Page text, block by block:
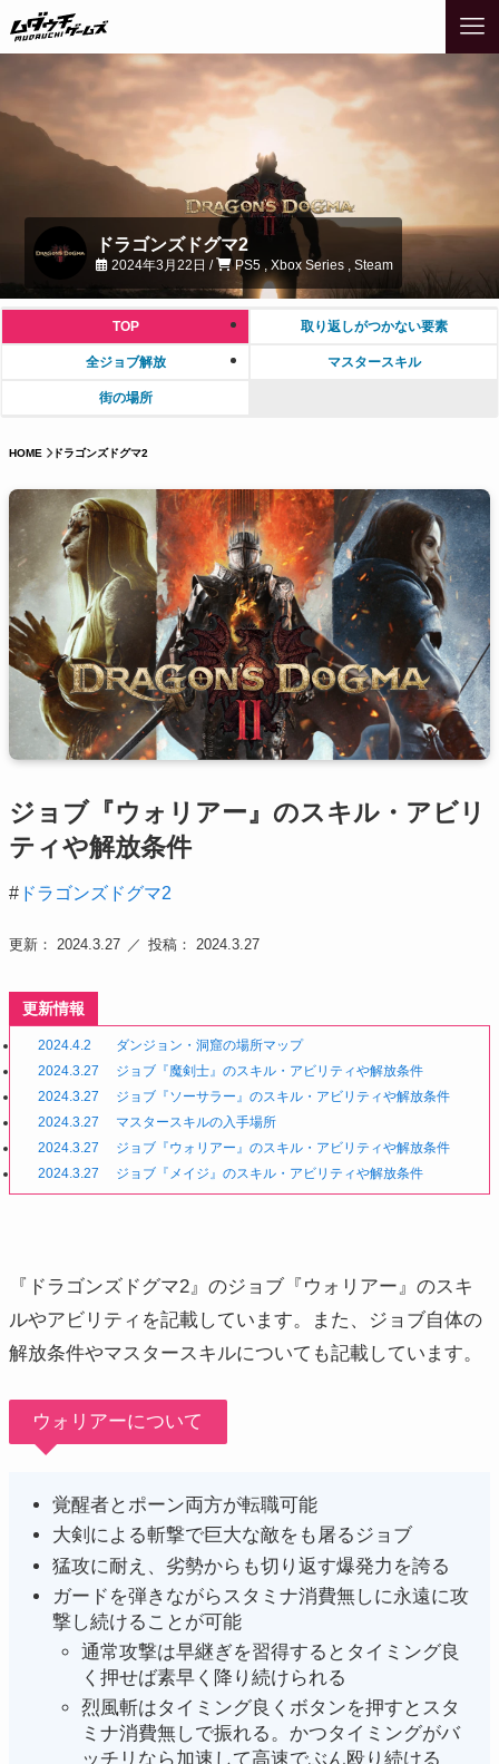
ドラゴンズドグマ2
2024年3月22日 / PS5 , Xbox Series , Steam
TOP 取り返しがつかない要素
全ジョブ解放 マスタースキル
街の場所
HOME ドラゴンズドグマ2
ジョブ『ウォリアー』のスキル・アビリ
ティや解放条件
# ドラゴンズドグマ2
更新： 2024.3.27 投稿： 2024.3.27
更新情報
2024.4.2
ダンジョン・洞窟の場所マップ
2024.3.27
ジョブ『魔剣士』のスキル・アビリティや解放条件
2024.3.27
ジョブ『ソーサラー』のスキル・アビリティや解放条件
2024.3.27
マスタースキルの入手場所
2024.3.27
ジョブ『ウォリアー』のスキル・アビリティや解放条件
2024.3.27
ジョブ『メイジ』のスキル・アビリティや解放条件
『ドラゴンズドグマ2』のジョブ『ウォリアー』のスキ
ルやアビリティを記載しています。また、ジョブ自体の
解放条件やマスタースキルについても記載しています。
ウォリアーについて
覚醒者とポーン両方が転職可能
大剣による斬撃で巨大な敵をも屠るジョブ
猛攻に耐え、劣勢からも切り返す爆発力を誇る
ガードを弾きながらスタミナ消費無しに永遠に攻
撃し続けることが可能
通常攻撃は早継ぎを習得するとタイミング良
く押せば素早く降り続けられる
烈風斬はタイミング良くボタンを押すとスタ
ミナ消費無しで振れる。かつタイミングがバ
ッチリなら加速して高速でぶん殴り続ける